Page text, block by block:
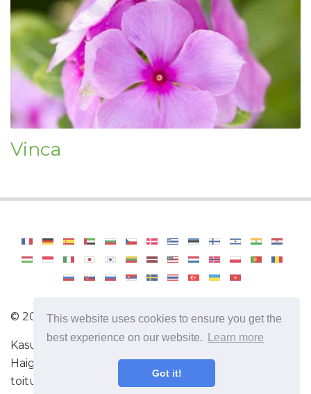
This website uses cookies to ensure you get the
best experience on our website.
Learn more
Got it!
Vinca
© 2026OdysseeDuBienEtre
Kasulik teave ja näpunäited tervisliku eluviisi kohta.
Haiguste sümptomid, haigused ja nende ravi. Õige
toitumise retseptid.